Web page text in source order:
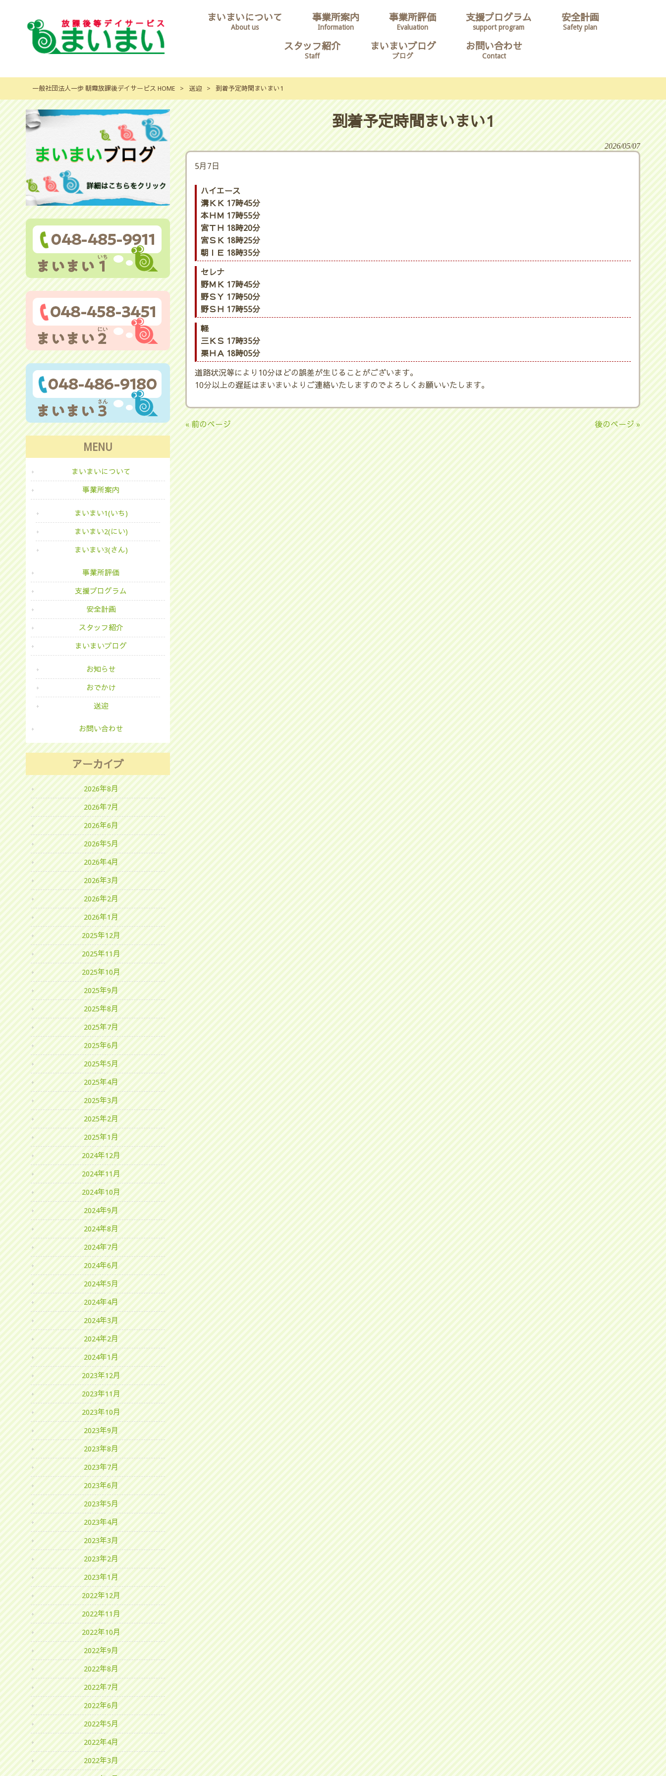
まいまいについて
About us
事業所案内
Information
事業所評価
Evaluation
支援プログラム
support program
安全計画
Safety plan
スタッフ紹介
Staff
まいまいブログ
ブログ
お問い合わせ
Contact
一般社団法人一歩 朝霞放課後デイサービス HOME > 送迎 > 到着予定時間まいまい1
到着予定時間まいまい1
2026/05/07
5月7日
ハイエース
溝ＫＫ 17時45分
本ＨＭ 17時55分
宮ＴＨ 18時20分
宮ＳＫ 18時25分
朝ＩＥ 18時35分
セレナ
野ＭＫ 17時45分
野ＳＹ 17時50分
野ＳＨ 17時55分
軽
三ＫＳ 17時35分
栗ＨＡ 18時05分
道路状況等により10分ほどの誤差が生じることがございます。
10分以上の遅延はまいまいよりご連絡いたしますのでよろしくお願いいたします。
« 前のページ 後のページ »
MENU
まいまいについて
事業所案内
まいまい1(いち)
まいまい2(にい)
まいまい3(さん)
事業所評価
支援プログラム
安全計画
スタッフ紹介
まいまいブログ
お知らせ
おでかけ
送迎
お問い合わせ
アーカイブ
2026年8月
2026年7月
2026年6月
2026年5月
2026年4月
2026年3月
2026年2月
2026年1月
2025年12月
2025年11月
2025年10月
2025年9月
2025年8月
2025年7月
2025年6月
2025年5月
2025年4月
2025年3月
2025年2月
2025年1月
2024年12月
2024年11月
2024年10月
2024年9月
2024年8月
2024年7月
2024年6月
2024年5月
2024年4月
2024年3月
2024年2月
2024年1月
2023年12月
2023年11月
2023年10月
2023年9月
2023年8月
2023年7月
2023年6月
2023年5月
2023年4月
2023年3月
2023年2月
2023年1月
2022年12月
2022年11月
2022年10月
2022年9月
2022年8月
2022年7月
2022年6月
2022年5月
2022年4月
2022年3月